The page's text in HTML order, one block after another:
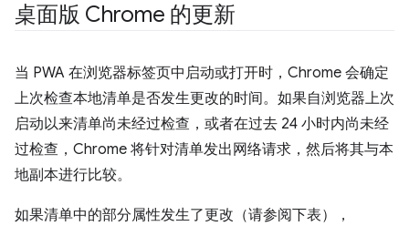
桌面版 Chrome 的更新
当 PWA 在浏览器标签页中启动或打开时，Chrome 会确定
上次检查本地清单是否发生更改的时间。如果自浏览器上次
启动以来清单尚未经过检查，或者在过去 24 小时内尚未经
过检查，Chrome 将针对清单发出网络请求，然后将其与本
地副本进行比较。
如果清单中的部分属性发生了更改（请参阅下表），